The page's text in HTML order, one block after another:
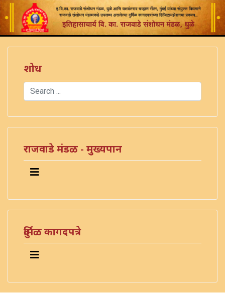
शोध
Search
राजवाडे मंडळ - मुख्यपान
दुर्मिळ कागदपत्रे